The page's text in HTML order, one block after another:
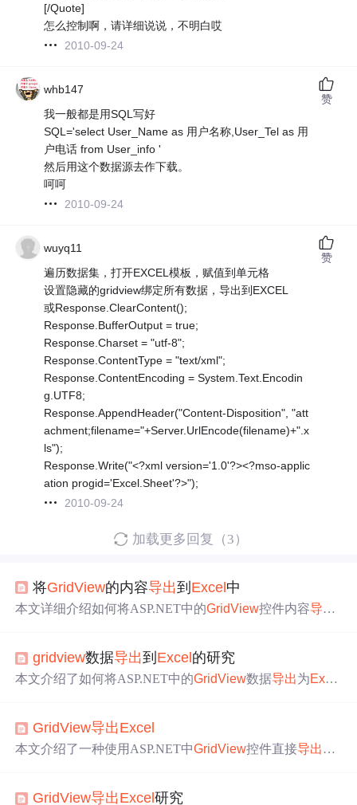
[/Quote]
怎么控制啊，请详细说说，不明白哎
2010-09-24
whb147
我一般都是用SQL写好
SQL='select User_Name as 用户名称,User_Tel as 用
户电话 from User_info '
然后用这个数据源去作下载。
呵呵
2010-09-24
赞
wuyq11
遍历数据集，打开EXCEL模板，赋值到单元格
设置隐藏的gridview绑定所有数据，导出到EXCEL
或Response.ClearContent();
Response.BufferOutput = true;
Response.Charset = "utf-8";
Response.ContentType = "text/xml";
Response.ContentEncoding = System.Text.Encodin
g.UTF8;
Response.AppendHeader("Content-Disposition", "att
achment;filename="+Server.UrlEncode(filename)+".x
ls");
Response.Write("<?xml version='1.0'?><?mso-applic
ation progid='Excel.Sheet'?>");
2010-09-24
赞
加载更多回复（3）
将GridView的内容导出到 Excel中
本文详细介绍如何将ASP.NET中的GridView控件内容导出
者。gridview数据导出到 Excel 的研究
本文介绍了如何将ASP.NET中的GridView数据导出为Exce
GridView导出Excel
本文介绍了一种使用ASP.NET中GridView控件直接导出 数
效的数据导出。
GridView导出Excel研究